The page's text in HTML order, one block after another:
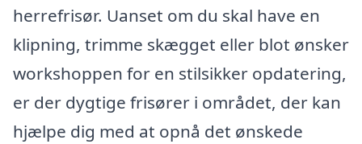
herrefrisør. Uanset om du skal have en
klipning, trimme skægget eller blot ønsker
workshoppen for en stilsikker opdatering,
er der dygtige frisører i området, der kan
hjælpe dig med at opnå det ønskede